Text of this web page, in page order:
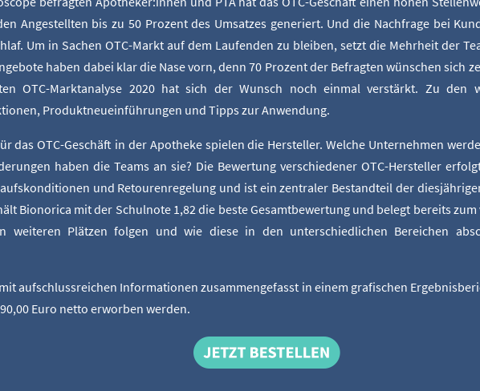
Ange­stell­ten bis zu 50 Pro­zent des Umsat­zes gene­riert. Und die Nach­fra­ge bei
Um in Sachen OTC-Markt auf dem Lau­fen­den zu blei­ben, setzt die Mehr­heit der
haben dabei klar die Nase vorn, denn 70 Pro­zent der Befrag­ten wün­schen sich
OTC-Markt­ana­ly­se 2020 hat sich der Wunsch noch ein­mal ver­stärkt. Zu den
Pro­dukt­neu­ein­füh­run­gen und Tipps zur Anwendung.
das OTC-Geschäft in der Apo­the­ke spie­len die Her­stel­ler. Wel­che Unter­neh­men
haben die Teams an sie? Die Bewer­tung ver­schie­de­ner OTC-Her­stel­ler
und Retou­ren­re­ge­lung und ist ein zen­tra­ler Bestand­teil der
Biono­ri­ca mit der Schul­no­te 1,82 die bes­te Gesamt­be­wer­tung und belegt bereits
wei­te­ren Plät­zen fol­gen und wie die­se in den unter­schied­li­chen Berei­chen
auf­schluss­rei­chen Infor­ma­tio­nen zusam­men­ge­fasst in einem gra­fi­schen
Euro net­to erwor­ben werden.